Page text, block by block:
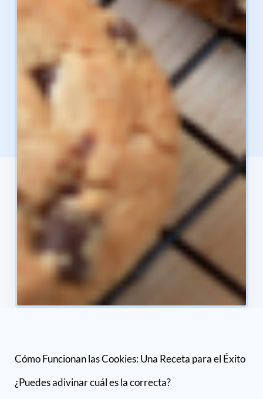
Cómo Funcionan las Cookies: Una Receta para el Éxito
¿Puedes adivinar cuál es la correcta?